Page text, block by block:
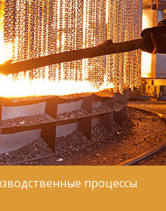
процессы